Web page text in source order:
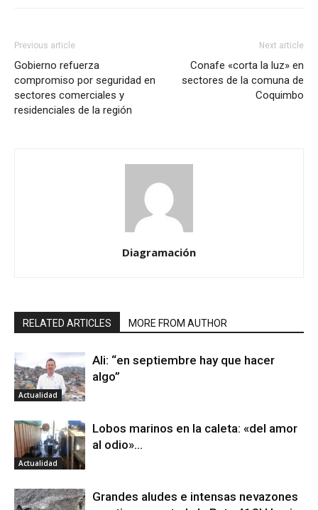
Previous article
Gobierno refuerza
compromiso por seguridad en
sectores comerciales y
residenciales de la región
Next article
Conafe «corta la luz» en
sectores de la comuna de
Coquimbo
Diagramación
RELATED ARTICLES MORE FROM AUTHOR
Actualidad
Ali: “en septiembre hay que hacer
algo”
Actualidad
Lobos marinos en la caleta: «del amor
al odio»…
Grandes aludes e intensas nevazones